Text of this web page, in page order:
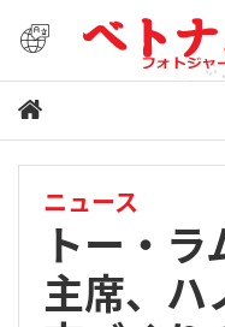
ニュース
トー・
主席、ハ